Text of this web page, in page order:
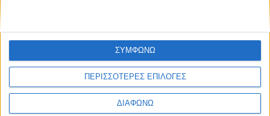
ΠΕΡΙΣΣΟΤΕΡΕΣ ΕΠΙΛΟΓΕΣ
ΔΙΑΦΩΝΩ
ΣΥΜΦΩΝΩ